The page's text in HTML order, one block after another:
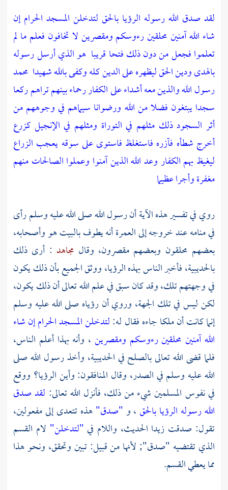
لقد صدق الله رسوله الرؤيا بالحق لتدخلن المسجد الحرام إن
شاء الله آمنين محلقين رءوسكم ومقصرين لا تخافون فعلم ما لم
تعلموا فجعل من دون ذلك فتحا قريبا هو الذي أرسل رسوله
بالهدى ودين الحق ليظهره على الدين كله وكفى بالله شهيدا محمد
رسول الله والذين معه أشداء على الكفار رحماء بينهم تراهم ركعا
سجدا يبتغون فضلا من الله ورضوانا سيماهم في وجوههم من
أثر السجود ذلك مثلهم في التوراة ومثلهم في الإنجيل كزرع
أخرج شطأه فآزره فاستغلظ فاستوى على سوقه يعجب الزراع
ليغيظ بهم الكفار وعد الله الذين آمنوا وعملوا الصالحات منهم
مغفرة وأجرا عظيما
روي في تفسير هذه الآية أن رسول الله صلى الله عليه وسلم رأى
في منامه عند خروجه إلى العمرة أنه يطوف بالبيت هو وأصحابه،
بعضهم محلقون وبعضهم مقصرون، وقال مجاهد : أرى ذلك
بالحديبية،فأخبر الناس بهذه الرؤيا، ووثق الجميع بأن ذلك يكون
في وجهتهم تلك، وقد كان سبق في علم الله تعالى أن ذلك يكون،
لكن ليس في تلك الجهة، وروي أن رؤياه صلى الله عليه وسلم
إنما كانت أن ملكا جاءه فقال له:لتدخلن المسجد الحرام إن شاء
الله آمنين محلقين رءوسكم ومقصرين ، وأنه بهذا أعلم الناس،
فلما قضى الله تعالى بالصلح فيالحديبية، وأخذ رسول الله صلى
الله عليه وسلم في الصدر، وقال المنافقون: وأين الرؤيا؟ ووقع
في نفوس المسلمين شيء من ذلك، فأنزل الله تعالى: لقد صدق
الله رسوله الرؤيا بالحق، و"صدق"هذه تتعدى إلى مفعولين،
تقول: صدقت زيدا الحديث، واللام في"لتدخلن" لام القسم
الذي تقتضيه "صدق"; لأنها من قبيل: تبين وتحقق، ونحو هذا
مما يعطي القسم.